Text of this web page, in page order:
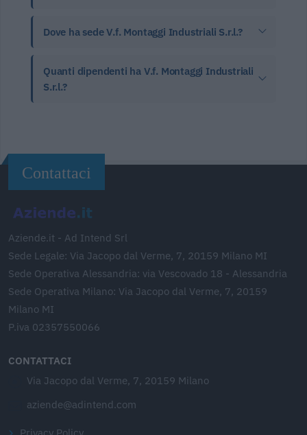
Dove ha sede V.f. Montaggi Industriali S.r.l.?
Quanti dipendenti ha V.f. Montaggi Industriali
S.r.l.?
Contattaci
Aziende.it - Ad Intend Srl
Sede Legale: Via Jacopo dal Verme, 7, 20159 Milano MI
Sede Operativa Alessandria: via Vescovado 18 - Alessandria
Sede Operativa Milano: Via Jacopo dal Verme, 7, 20159
Milano MI
P.iva 02357550066
CONTATTACI
Via Jacopo dal Verme, 7, 20159 Milano
aziende@adintend.com